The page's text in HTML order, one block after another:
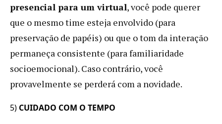
presencial para um virtual, você pode querer
que o mesmo time esteja envolvido (para
preservação de papéis) ou que o tom da interação
permaneça consistente (para familiaridade
socioemocional). Caso contrário, você
provavelmente se perderá com a novidade.
5) CUIDADO COM O TEMPO